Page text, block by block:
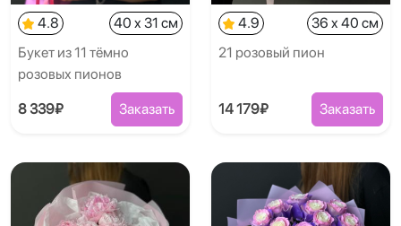
4.8
40 x 31 см
Букет из 11 тёмно
розовых пионов
8 339₽ Заказать
4.9
36 x 40 см
21 розовый пион
14 179₽ Заказать